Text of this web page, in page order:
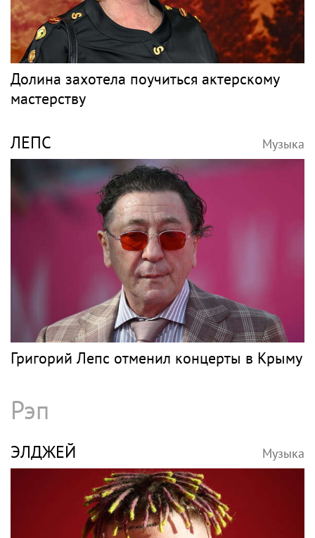
Долина захотела поучиться актерскому
мастерству
ЛЕПС Музыка
Григорий Лепс отменил концерты в Крыму
Рэп
ЭЛДЖЕЙ Музыка